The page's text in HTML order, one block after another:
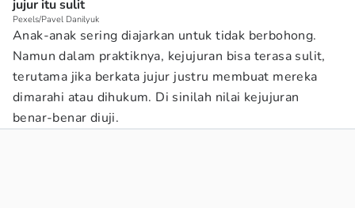
jujur itu sulit
Pexels/Pavel Danilyuk
Anak-anak sering diajarkan untuk tidak berbohong.
Namun dalam praktiknya, kejujuran bisa terasa sulit,
terutama jika berkata jujur justru membuat mereka
dimarahi atau dihukum. Di sinilah nilai kejujuran
benar-benar diuji.